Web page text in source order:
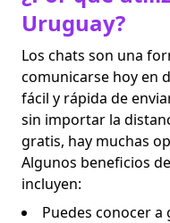
Uruguay?
Los chats son una
comunicarse hoy en
fácil y rápida de
sin importar la
gratis, hay muchas
Algunos beneficios
incluyen:
Puedes conocer a